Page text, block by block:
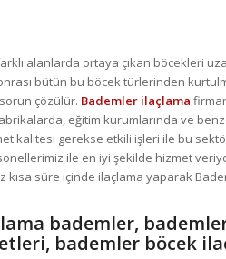
alanlarda ortaya çıkan böcekleri
bütün bu böcek türlerinden
çözülür. Bademler ilaçlama
eğitim kurumlarında ve
kalitesi gerekse etkili işleri ile bu
ile en iyi şekilde hizmet
kısa süre içinde ilaçlama yaparak
bademler,
bademler böcek